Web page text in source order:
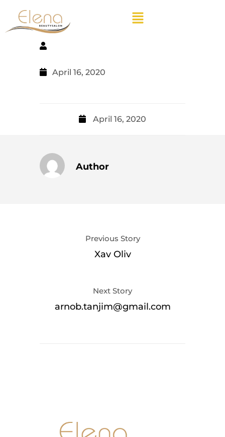
April 16, 2020
April 16, 2020
Author
Previous Story
Xav Oliv
Next Story
arnob.tanjim@gmail.com